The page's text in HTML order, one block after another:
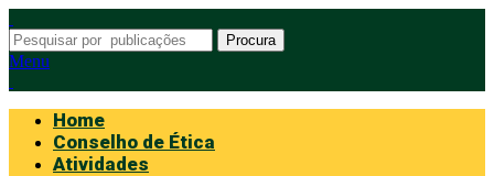
Procura
Menu
Home
Conselho de Ética
Atividades